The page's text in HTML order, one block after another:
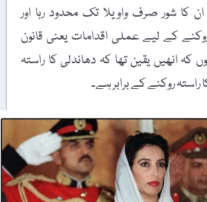
کا شور صرف واویلا تک محدود رہا اور
کے لیے عملی اقدامات یعنی قانون
کہ انھیں یقین تھا کہ دھاندلی کا راستہ
راستہ روکنے کے برابر ہے۔